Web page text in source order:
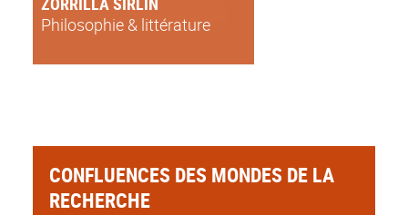
Philosophie & littérature
CONFLUENCES DES MONDES DE LA
RECHERCHE